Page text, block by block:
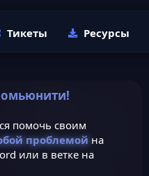
Тикеты Ресурсы
помочь своим
проблемойна
или в ветке на